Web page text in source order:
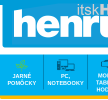
JARNÉ
POMÔCKY
PC,
NOTEBOOKY